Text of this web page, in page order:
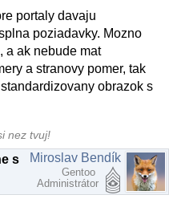
portaly davaju
poziadavky. Mozno
a ak nebude mat
a stranovy pomer, tak
obrazok s
nez tvuj!
sieteMiroslav Bendík
Gentoo
Administrátor